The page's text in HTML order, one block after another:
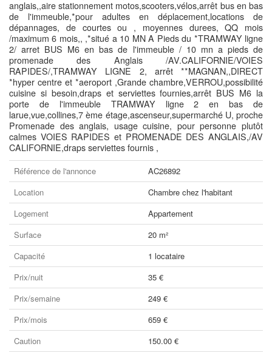
anglais,,aire stationnement motos,scooters,vélos,arrêt bus en bas
de l'immeuble,*pour adultes en déplacement,locations de
dépannages, de courtes ou , moyennes durees, QQ mois
/maximum 6 mois,, ,*situé a 10 MN A Pieds du *TRAMWAY ligne
2/ arret BUS M6 en bas de l'immeuble / 10 mn a pieds de
promenade des Anglais /AV.CALIFORNIE/VOIES
RAPIDES/,TRAMWAY LIGNE 2, arrêt **MAGNAN,,DIRECT
*hyper centre et *aeroport ,Grande chambre,VERROU,possibilité
cuisine si besoin,draps et serviettes fournies,arrêt BUS M6 la
porte de l'immeuble TRAMWAY ligne 2 en bas de
larue,vue,collines,7 ème étage,ascenseur,supermarché U, proche
Promenade des anglais, usage cuisine, pour personne plutôt
calmes VOIES RAPIDES et PROMENADE DES ANGLAIS,/AV
CALIFORNIE,draps serviettes fournis ,
Référence de l'annonce
AC26892
Location
Chambre chez l'habitant
Logement
Appartement
Surface
20 m²
Capacité
1 locataire
Prix/nuit
35 €
Prix/semaine
249 €
Prix/mois
659 €
Caution
150.00 €